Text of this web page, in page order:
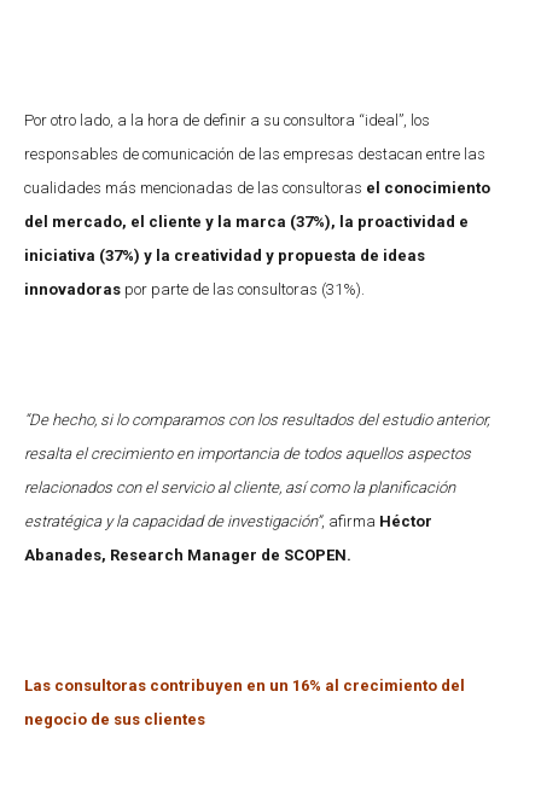
Por otro lado, a la hora de definir a su consultora “ideal”, los
responsables de comunicación de las empresas destacan entre las
cualidades más mencionadas de las consultoras el conocimiento
del mercado, el cliente y la marca (37%), la proactividad e
iniciativa (37%) y la creatividad y propuesta de ideas
innovadoras por parte de las consultoras (31%).
“De hecho, si lo comparamos con los resultados del estudio anterior,
resalta el crecimiento en importancia de todos aquellos aspectos
relacionados con el servicio al cliente, así como la planificación
estratégica y la capacidad de investigación”, afirma Héctor
Abanades, Research Manager de SCOPEN.
Las consultoras contribuyen en un 16% al crecimiento del
negocio de sus clientes